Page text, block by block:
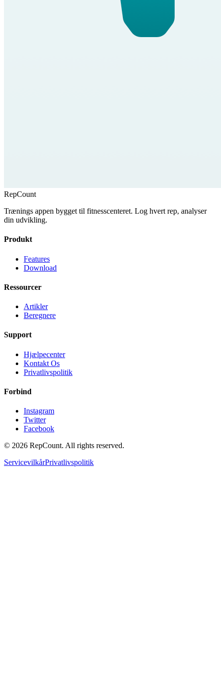
RepCount
Trænings appen bygget til fitnesscenteret. Log hvert rep, analyser
din udvikling.
Produkt
Features
Download
Ressourcer
Artikler
Beregnere
Support
Hjælpecenter
Kontakt Os
Privatlivspolitik
Forbind
Instagram
Twitter
Facebook
© 2026 RepCount. All rights reserved.
ServicevilkårPrivatlivspolitik